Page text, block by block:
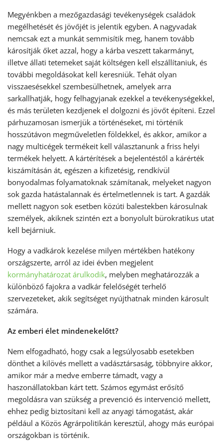
Megyénkben a mezőgazdasági tevékenységek családok
megélhetését és jövőjét is jelentik egyben. A nagyvadak
nemcsak ezt a munkát semmisítik meg, hanem tovább
károsítják őket azzal, hogy a kárba veszett takarmányt,
illetve állati tetemeket saját költségen kell elszállítaniuk, és
további megoldásokat kell keresniük. Tehát olyan
visszaesésekkel szembesülhetnek, amelyek arra
sarkallhatják, hogy felhagyjanak ezekkel a tevékenységekkel,
és más területen kezdjenek el dolgozni és jövőt építeni. Ezzel
párhuzamosan ismerjük a történéseket, mi történik
hosszútávon megműveletlen földekkel, és akkor, amikor a
nagy multicégek termékeit kell választanunk a friss helyi
termékek helyett. A kártérítések a bejelentéstől a kárérték
kiszámításán át, egészen a kifizetésig, rendkívül
bonyodalmas folyamatoknak számítanak, melyeket nagyon
sok gazda hatástalannak és értelmetlennek is tart. A gazdák
mellett nagyon sok esetben közúti balestekben károsulnak
személyek, akiknek szintén ezt a bonyolult bürokratikus utat
kell bejárniuk.
Hogy a vadkárok kezelése milyen mértékben hatékony
országszerte, arról az idei évben megjelent
kormányhatározat árulkodik, melyben meghatározzák a
különböző fajokra a vadkár felelőségét terhelő
szervezeteket, akik segítséget nyújthatnak minden károsult
számára.
Az emberi élet mindenekelőtt?
Nem elfogadható, hogy csak a legsúlyosabb esetekben
dönthet a kilövés mellett a vadásztársaság, többnyire akkor,
amikor már a medve emberre támadt, vagy a
haszonállatokban kárt tett. Számos egymást erősítő
megoldásra van szükség a prevenció és intervenció mellett,
ehhez pedig biztosítani kell az anyagi támogatást, akár
például a Közös Agrárpolitikán keresztül, ahogy más európai
országokban is történik.